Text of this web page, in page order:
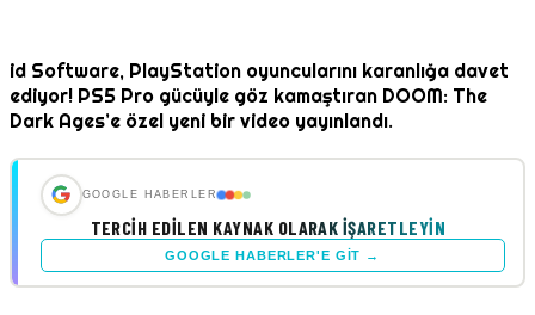
id Software, PlayStation oyuncularını karanlığa davet
ediyor! PS5 Pro gücüyle göz kamaştıran DOOM: The
Dark Ages’e özel yeni bir video yayınlandı.
GOOGLE HABERLER
TERCIH EDILEN KAYNAK OLARAK İŞARETLEYIN
GOOGLE HABERLER'E GIT →